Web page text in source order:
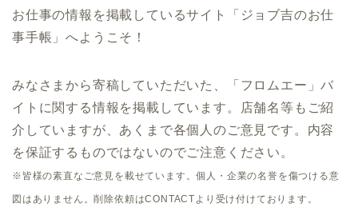
お仕事の情報を掲載しているサイト「ジョブ吉のお仕
事手帳」へようこそ！
みなさまから寄稿していただいた、「フロムエー」バ
イトに関する情報を掲載しています。店舗名等もご紹
介していますが、あくまで各個人のご意見です。内容
を保証するものではないのでご注意ください。
※皆様の素直なご意見を載せています。個人・企業の名誉を傷つける意
図はありません。削除依頼はCONTACTより受け付けております。